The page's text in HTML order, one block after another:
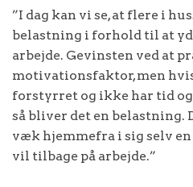
”I dag kan vi se, at flere i
belastning i forhold til at
arbejde. Gevinsten ved at
motivationsfaktor, men
forstyrret og ikke har tid
så bliver det en belastning.
væk hjemmefra i sig selv
vil tilbage på arbejde.”